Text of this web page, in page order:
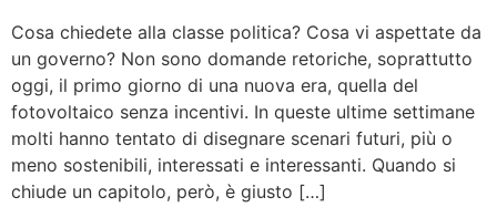
Cosa chiedete alla classe politica? Cosa vi aspettate da
un governo? Non sono domande retoriche, soprattutto
oggi, il primo giorno di una nuova era, quella del
fotovoltaico senza incentivi. In queste ultime settimane
molti hanno tentato di disegnare scenari futuri, più o
meno sostenibili, interessati e interessanti. Quando si
chiude un capitolo, però, è giusto […]